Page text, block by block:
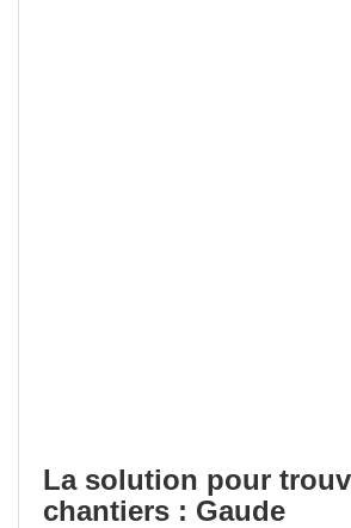
La solution pour
chantiers : Gaude